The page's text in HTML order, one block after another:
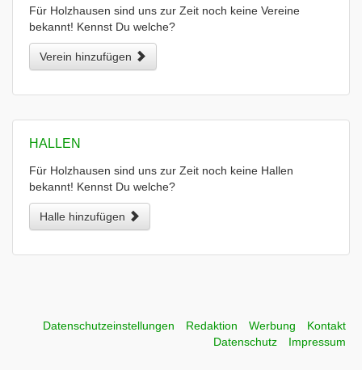
Für Holzhausen sind uns zur Zeit noch keine Vereine
bekannt! Kennst Du welche?
Verein hinzufügen
HALLEN
Für Holzhausen sind uns zur Zeit noch keine Hallen
bekannt! Kennst Du welche?
Halle hinzufügen
Datenschutzeinstellungen Redaktion Werbung
Kontakt
Datenschutz
Impressum